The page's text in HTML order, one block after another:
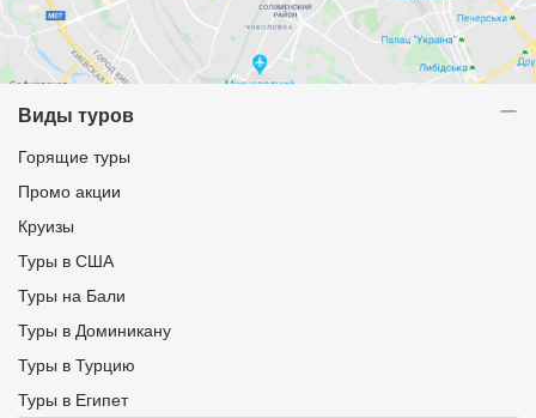
Виды туров
Горящие туры
Промо акции
Круизы
Туры в США
Туры на Бали
Туры в Доминикану
Туры в Турцию
Туры в Египет